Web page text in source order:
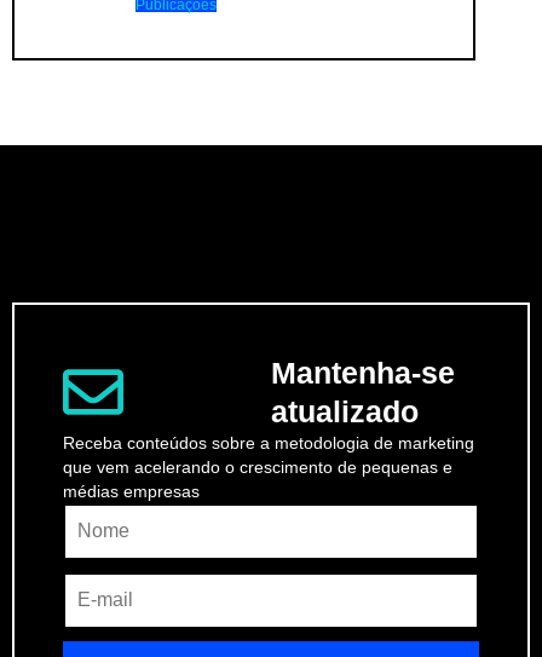
Publicações
Mantenha-se
atualizado
Receba conteúdos sobre a metodologia de marketing
que vem acelerando o crescimento de pequenas e
médias empresas